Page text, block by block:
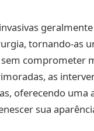
tornando-as
comprometer
as
oferecendo uma
sua